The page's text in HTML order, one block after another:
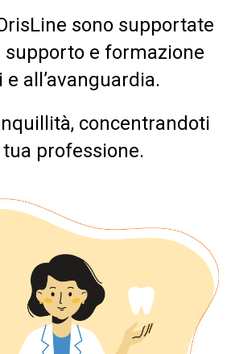
sono supportate
supporto e formazione
e all’avanguardia.
concentrandoti
professione.